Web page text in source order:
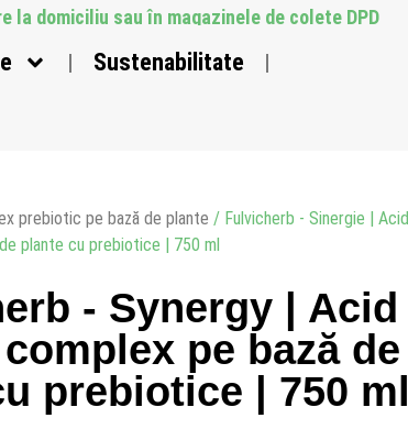
la domiciliu sau în magazinele de colete DPD
Sustenabilitate
prebiotic pe bază de plante / Fulvicherb - Sinergie | Acid
plante cu prebiotice | 750 ml
- Synergy | Acid
pe bază de
prebiotice | 750 ml